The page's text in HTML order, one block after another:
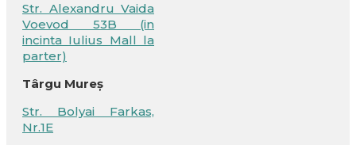
Str. Alexandru Vaida
Voevod 53B (in
incinta Iulius Mall la
parter)
Târgu Mureș
Str. Bolyai Farkas,
Nr.1E